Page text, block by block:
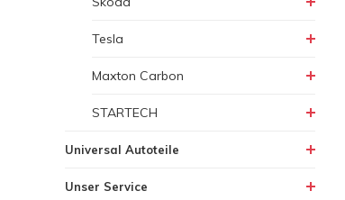
Tesla
Maxton Carbon
STARTECH
Universal Autoteile
Unser Service